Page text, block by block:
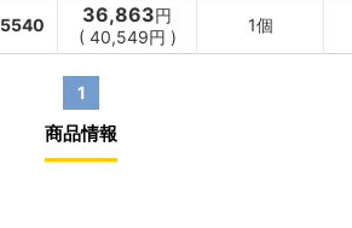
36,863円
( 40,549円 )
1個
1
商品情報